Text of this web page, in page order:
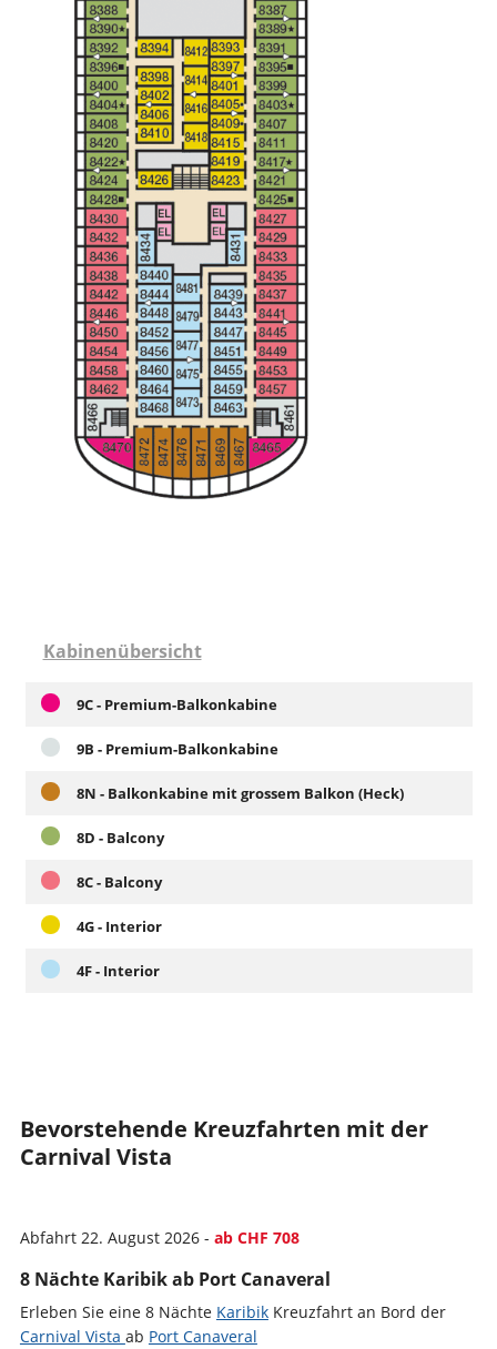
Kabinenübersicht
9C - Premium-Balkonkabine
9B - Premium-Balkonkabine
8N - Balkonkabine mit grossem Balkon (Heck)
8D - Balcony
8C - Balcony
4G - Interior
4F - Interior
Bevorstehende Kreuzfahrten mit der
Carnival Vista
Abfahrt 22. August 2026 - ab CHF 708
8 Nächte Karibik ab Port Canaveral
Erleben Sie eine 8 Nächte KaribikKreuzfahrt an Bord der
Carnival Vista ab Port Canaveral